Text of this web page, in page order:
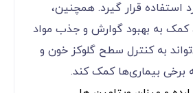
استفاده قرار گیرد. همچنین،
کمک به بهبود گوارش و جذب مواد
به کنترل سطح گلوکز خون و
برخی بیماری‌ها کمک کند.